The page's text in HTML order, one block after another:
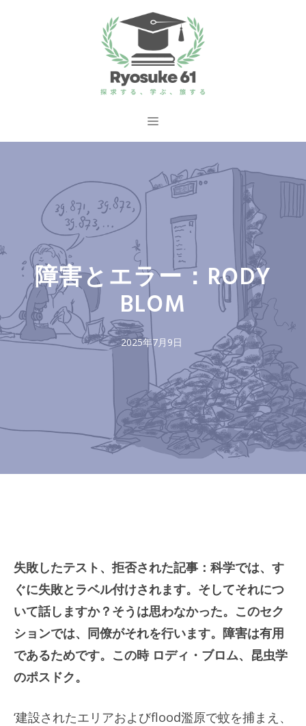
ス
メ
障害とエラー：RODY
BLOM
2025年7月9日
失敗したテスト、拒否された記事：科学では、す
ぐに失敗とラベル付けされます。そしてそれにつ
いて話しますか？そうは思わなかった。このセク
ションでは、同僚がそれを行います。障害は有用
であるためです。この時 ロディ・ブロム、昆虫学
のポスドク。
‘建設されたエリアおよびflood濫原で蚊を捕まえ、